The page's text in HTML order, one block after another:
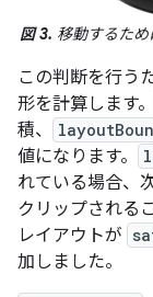
図 3. 移動するため
この判断を行う
形を計算します。
積、
値になります。
れている場合、
クリップされる
レイアウトが
加しました。